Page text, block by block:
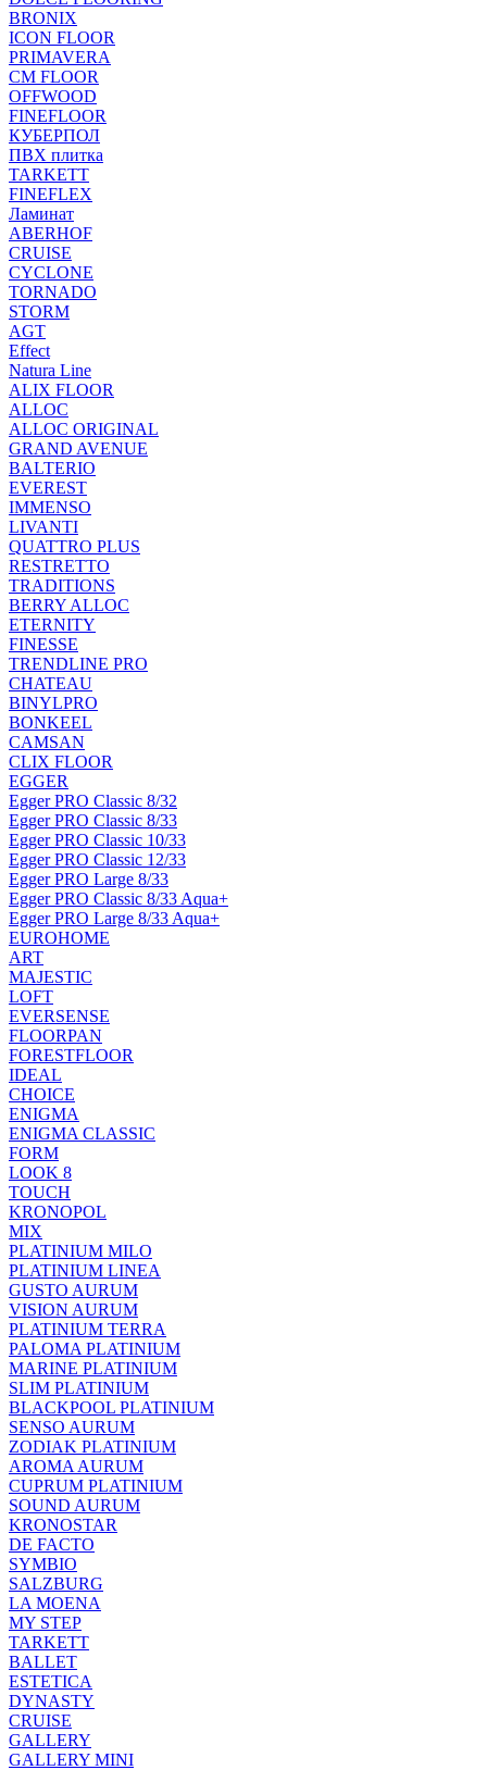
BRONIX
ICON FLOOR
PRIMAVERA
CM FLOOR
OFFWOOD
FINEFLOOR
КУБЕРПОЛ
ПВХ плитка
TARKETT
FINEFLEX
Ламинат
ABERHOF
CRUISE
CYCLONE
TORNADO
STORM
AGT
Effect
Natura Line
ALIX FLOOR
ALLOC
ALLOC ORIGINAL
GRAND AVENUE
BALTERIO
EVEREST
IMMENSO
LIVANTI
QUATTRO PLUS
RESTRETTO
TRADITIONS
BERRY ALLOC
ETERNITY
FINESSE
TRENDLINE PRO
CHATEAU
BINYLPRO
BONKEEL
CAMSAN
CLIX FLOOR
EGGER
Egger PRO Classic 8/32
Egger PRO Classic 8/33
Egger PRO Classic 10/33
Egger PRO Classic 12/33
Egger PRO Large 8/33
Egger PRO Classic 8/33 Aqua+
Egger PRO Large 8/33 Aqua+
EUROHOME
ART
MAJESTIC
LOFT
EVERSENSE
FLOORPAN
FORESTFLOOR
IDEAL
CHOICE
ENIGMA
ENIGMA CLASSIC
FORM
LOOK 8
TOUCH
KRONOPOL
MIX
PLATINIUM MILO
PLATINIUM LINEA
GUSTO AURUM
VISION AURUM
PLATINIUM TERRA
PALOMA PLATINIUM
MARINE PLATINIUM
SLIM PLATINIUM
BLACKPOOL PLATINIUM
SENSO AURUM
ZODIAK PLATINIUM
AROMA AURUM
CUPRUM PLATINIUM
SOUND AURUM
KRONOSTAR
DE FACTO
SYMBIO
SALZBURG
LA MOENA
MY STEP
TARKETT
BALLET
ESTETICA
DYNASTY
CRUISE
GALLERY
GALLERY MINI